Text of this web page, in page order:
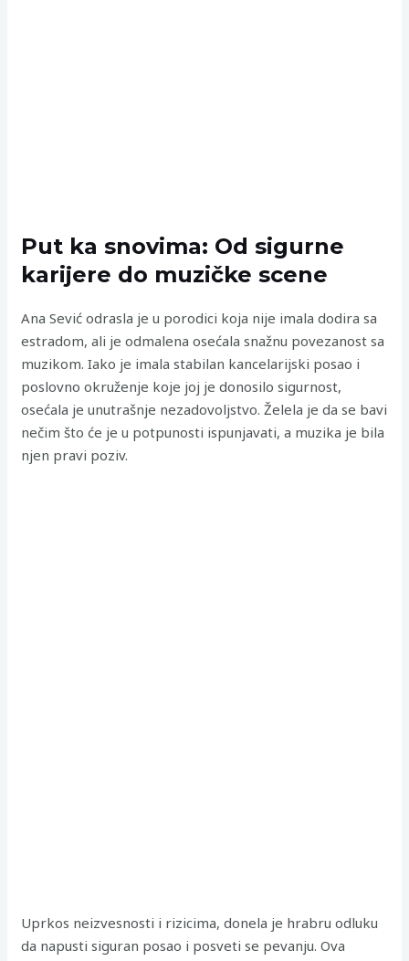
Put ka snovima: Od sigurne
karijere do muzičke scene
Ana Sević odrasla je u porodici koja nije imala dodira sa
estradom, ali je odmalena osećala snažnu povezanost sa
muzikom. Iako je imala stabilan kancelarijski posao i
poslovno okruženje koje joj je donosilo sigurnost,
osećala je unutrašnje nezadovoljstvo. Želela je da se bavi
nečim što će je u potpunosti ispunjavati, a muzika je bila
njen pravi poziv.
Uprkos neizvesnosti i rizicima, donela je hrabru odluku
da napusti siguran posao i posveti se pevanju. Ova